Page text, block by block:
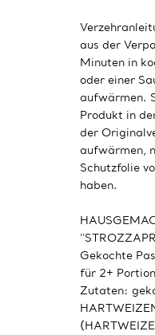
aus der
Minuten in
oder einer
aufwärmen.
Produkt in
der
aufwärmen,
Schutzfolie
haben.
Gekochte
für 2+
Zutaten: